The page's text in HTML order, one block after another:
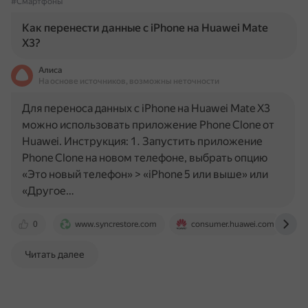
Как перенести данные с iPhone на Huawei Mate
X3?
Алиса
На основе источников, возможны неточности
0 www.syncrestore.com consumer.huawei.com
Для переноса данных с iPhone на Huawei Mate X3
можно использовать приложение Phone Clone от
Huawei. Инструкция: 1. Запустить приложение
Phone Clone на новом телефоне, выбрать опцию
«Это новый телефон» > «iPhone 5 или выше» или
«Другое…
Читать далее